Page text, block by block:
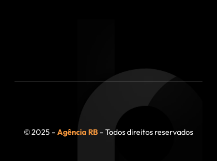
© 2025 – Agência RB – Todos direitos reservados